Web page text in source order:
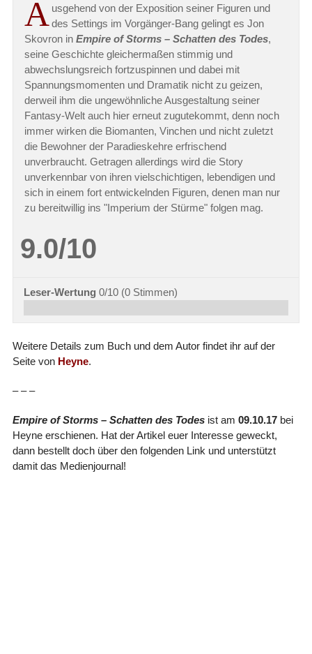
A usgehend von der Exposition seiner Figuren und
des Settings im Vorgänger-Bang gelingt es Jon
Skovron in Empire of Storms – Schatten des Todes,
seine Geschichte gleichermaßen stimmig und
abwechslungsreich fortzuspinnen und dabei mit
Spannungsmomenten und Dramatik nicht zu geizen,
derweil ihm die ungewöhnliche Ausgestaltung seiner
Fantasy-Welt auch hier erneut zugutekommt, denn noch
immer wirken die Biomanten, Vinchen und nicht zuletzt
die Bewohner der Paradieskehre erfrischend
unverbraucht. Getragen allerdings wird die Story
unverkennbar von ihren vielschichtigen, lebendigen und
sich in einem fort entwickelnden Figuren, denen man nur
zu bereitwillig ins "Imperium der Stürme" folgen mag.
9.0/10
Leser-Wertung 0/10 (0Stimmen)
Weitere Details zum Buch und dem Autor findet ihr auf der
Seite von Heyne.
– – –
Empire of Storms – Schatten des Todesist am 09.10.17bei
Heyne erschienen. Hat der Artikel euer Interesse geweckt,
dann bestellt doch über den folgenden Link und unterstützt
damit das Medienjournal!